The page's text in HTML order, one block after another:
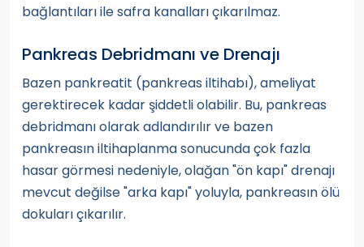
bağlantıları ile safra kanalları çıkarılmaz.
Pankreas Debridmanı ve Drenajı
Bazen pankreatit (pankreas iltihabı), ameliyat
gerektirecek kadar şiddetli olabilir. Bu, pankreas
debridmanı olarak adlandırılır ve bazen
pankreasın iltihaplanma sonucunda çok fazla
hasar görmesi nedeniyle, olağan "ön kapı" drenajı
mevcut değilse "arka kapı" yoluyla, pankreasın ölü
dokuları çıkarılır.